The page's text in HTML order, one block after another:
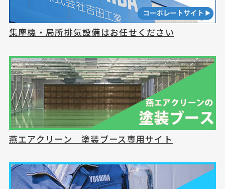
集塵機・局所排気設備はお任せください
燕エアクリーン 塗装ブース専用サイト